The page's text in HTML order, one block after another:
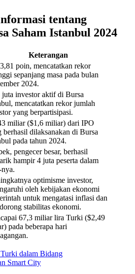
tentang
Saham Istanbul 2024
Keterangan
poin, mencatatkan rekor
sepanjang masa pada bulan
2024.
juta investor aktif di Bursa
mencatatkan rekor jumlah
yang berpartisipasi.
miliar ($1,6 miliar) dari IPO
berhasil dilaksanakan di Bursa
pada tahun 2024.
pengecer besar, berhasil
hampir 4 juta peserta dalam
optimisme investor,
oleh kebijakan ekonomi
untuk mengatasi inflasi dan
stabilitas ekonomi.
67,3 miliar lira Turki ($2,49
pada beberapa hari
dalam Bidang
Smart City